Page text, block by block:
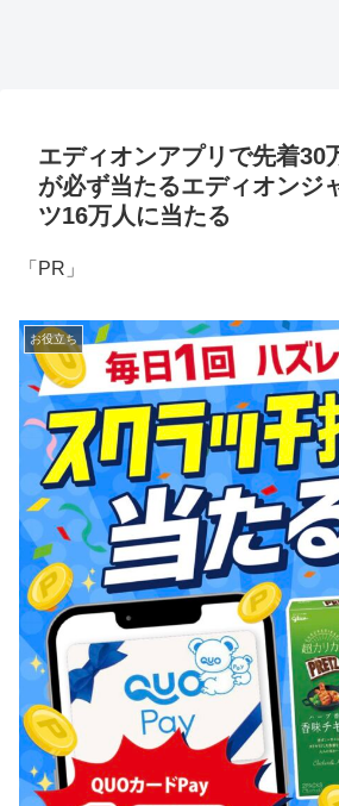
エディオンアプリで先着30
が必ず当たるエディオンジ
ツ16万人に当たる
「PR」
お役立ち